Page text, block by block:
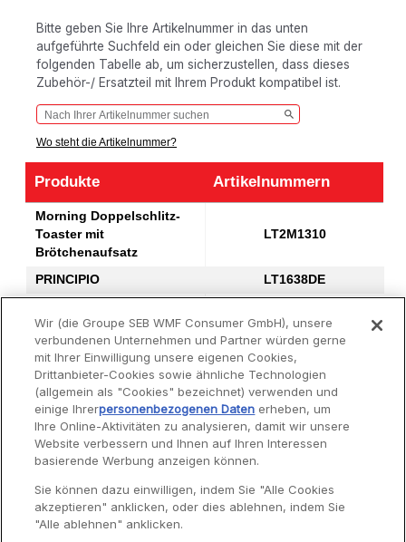
Bitte geben Sie Ihre Artikelnummer in das unten
aufgeführte Suchfeld ein oder gleichen Sie diese mit der
folgenden Tabelle ab, um sicherzustellen, dass dieses
Zubehör-/ Ersatzteil mit Ihrem Produkt kompatibel ist.
Wo steht die Artikelnummer?
Produkte
Artikelnummern
Produkte
Morning Doppelschlitz-
Toaster mit
Brötchenaufsatz
LT2M1310
PRINCIPIO
LT1638DE
TOASTER SUBITO 3 2S +
Brötchenaufsatz MLX
LT261815
TOASTER SUBITO
LT261D
LT261D15
Service
Wir (die Groupe SEB WMF Consumer GmbH), unsere
verbundenen Unternehmen und Partner würden gerne
mit Ihrer Einwilligung unsere eigenen Cookies,
Drittanbieter-Cookies sowie ähnliche Technologien
(allgemein als "Cookies" bezeichnet) verwenden und
einige Ihrerpersonenbezogenen Daten erheben, um
Ihre Online-Aktivitäten zu analysieren, damit wir unsere
Website verbessern und Ihnen auf Ihren Interessen
basierende Werbung anzeigen können.
Sie können dazu einwilligen, indem Sie "Alle Cookies
akzeptieren" anklicken, oder dies ablehnen, indem Sie
"Alle ablehnen" anklicken.